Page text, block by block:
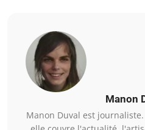
Manon
Manon Duval est